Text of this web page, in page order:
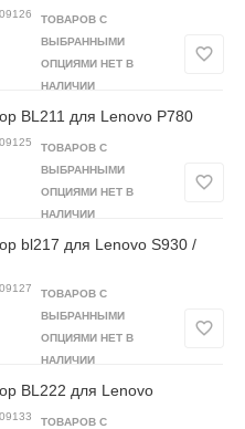
ТОВАРОВ С
ВЫБРАННЫМИ
ОПЦИЯМИ НЕТ В
НАЛИЧИИ
BL211 для Lenovo P780
ТОВАРОВ С
ВЫБРАННЫМИ
ОПЦИЯМИ НЕТ В
НАЛИЧИИ
bl217 для Lenovo S930 /
ТОВАРОВ С
ВЫБРАННЫМИ
ОПЦИЯМИ НЕТ В
НАЛИЧИИ
BL222 для Lenovo
ТОВАРОВ С